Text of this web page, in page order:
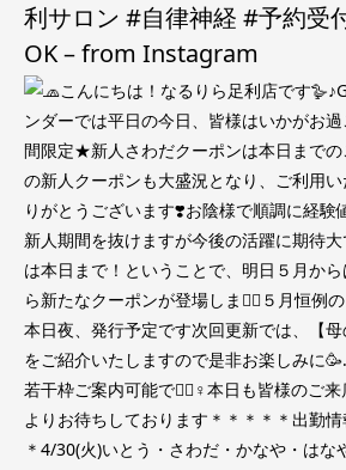
利サロン #自律神経 #予約受
OK – from Instagram